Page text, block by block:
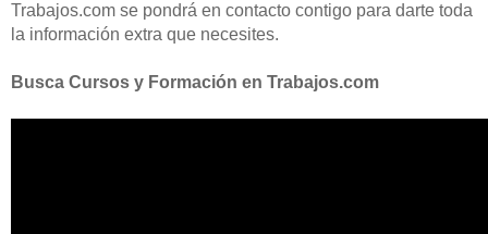
Trabajos.com se pondrá en contacto contigo para darte toda
la información extra que necesites.
Busca Cursos y Formación en Trabajos.com